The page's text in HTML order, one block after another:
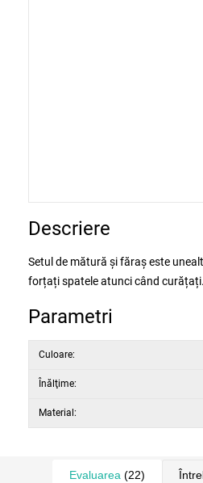
Descriere
Setul de mătură și făraș este
forțați spatele atunci când
Parametri
Culoare:
Înălţime:
Material:
Evaluarea (22)